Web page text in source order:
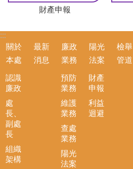
財產申報
:::
關於
本處
認識
廉政
處
長、
副處
長
組織
架構
最新
消息
廉政
業務
預防
業務
維護
業務
查處
業務
陽光
法案
陽光
法案
財產
申報
利益
迴避
檢舉
管道